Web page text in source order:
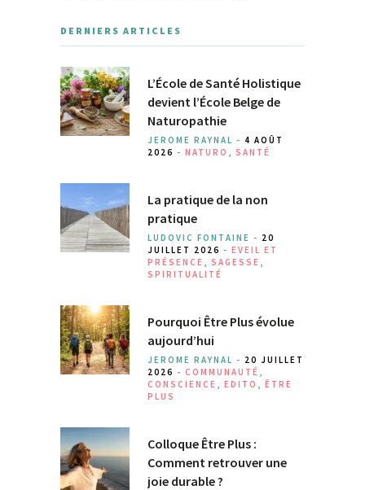
DERNIERS ARTICLES
L’École de Santé Holistique
devient l’École Belge de
Naturopathie
JEROME RAYNAL - 4 AOÛT
2026 - NATURO SANTÉ
La pratique de la non
pratique
LUDOVIC FONTAINE - 20
JUILLET 2026 - EVEIL ET
PRÉSENCE
SAGESSE
SPIRITUALITÉ
Pourquoi Être Plus évolue
aujourd’hui
JEROME RAYNAL - 20 JUILLET
2026 - COMMUNAUTÉ
CONSCIENCE
EDITO
ÊTRE
PLUS
Colloque Être Plus :
Comment retrouver une
joie durable ?